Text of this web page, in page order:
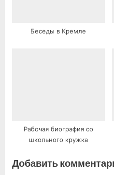
Беседы в Кремле
Рабочая биография со
школьного кружка
Добавить